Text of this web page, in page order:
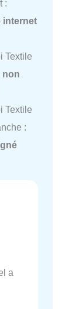
:
internet
Textile
non
Textile
:
a